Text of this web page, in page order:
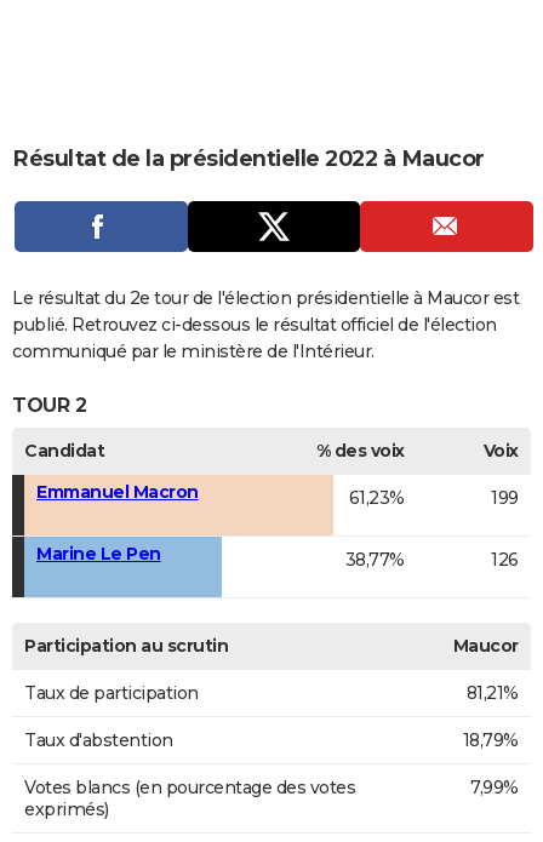
Carte de Noël
Carte Bonne année
Carte Saint-Valentin
Carte Pâques
Carte d'anniversaire
DICTIONNAIRE
COPAINS D'AVANT
Se connecter
Entreprises
Service militaire
Avis de recherche
Résultat de la présidentielle 2022 à Maucor
Le résultat du 2e tour de l'élection présidentielle à Maucor est
publié. Retrouvez ci-dessous le résultat officiel de l'élection
communiqué par le ministère de l'Intérieur.
TOUR 2
Candidat % des voix
Voix
Emmanuel Macron
61,23% 199
Marine Le Pen 38,77% 126
Participation au scrutin Maucor
Taux de participation 81,21%
Taux d'abstention 18,79%
Votes blancs (en pourcentage des votes
exprimés)
7,99%